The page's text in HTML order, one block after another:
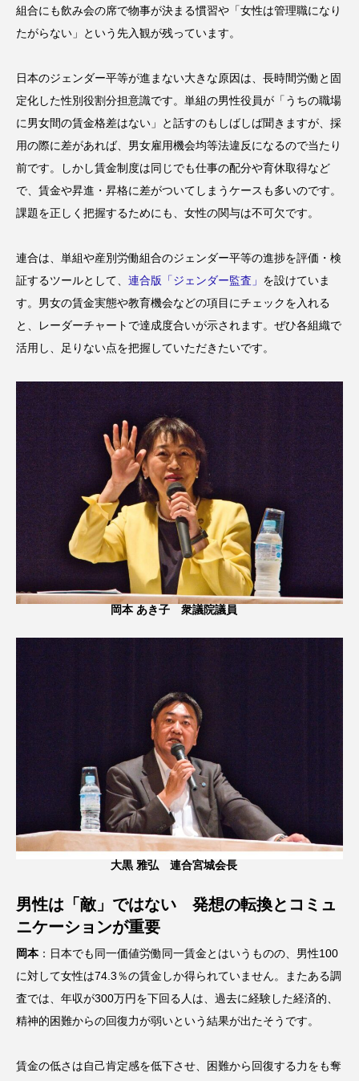
組合にも飲み会の席で物事が決まる慣習や「女性は管理職になり
たがらない」という先入観が残っています。
日本のジェンダー平等が進まない大きな原因は、長時間労働と固
定化した性別役割分担意識です。単組の男性役員が「うちの職場
に男女間の賃金格差はない」と話すのもしばしば聞きますが、採
用の際に差があれば、男女雇用機会均等法違反になるので当たり
前です。しかし賃金制度は同じでも仕事の配分や育休取得など
で、賃金や昇進・昇格に差がついてしまうケースも多いのです。
課題を正しく把握するためにも、女性の関与は不可欠です。
連合は、単組や産別労働組合のジェンダー平等の進捗を評価・検
証するツールとして、 連合版「ジェンダー監査」 を設けていま
す。男女の賃金実態や教育機会などの項目にチェックを入れる
と、レーダーチャートで達成度合いが示されます。ぜひ各組織で
活用し、足りない点を把握していただきたいです。
岡本 あき子 衆議院議員
大黒 雅弘 連合宮城会長
男性は「敵」ではない 発想の転換とコミュ
ニケーションが重要
岡本：日本でも同一価値労働同一賃金とはいうものの、男性100
に対して女性は74.3％の賃金しか得られていません。またある調
査では、年収が300万円を下回る人は、過去に経験した経済的、
精神的困難からの回復力が弱いという結果が出たそうです。
賃金の低さは自己肯定感を低下させ、困難から回復する力をも奪